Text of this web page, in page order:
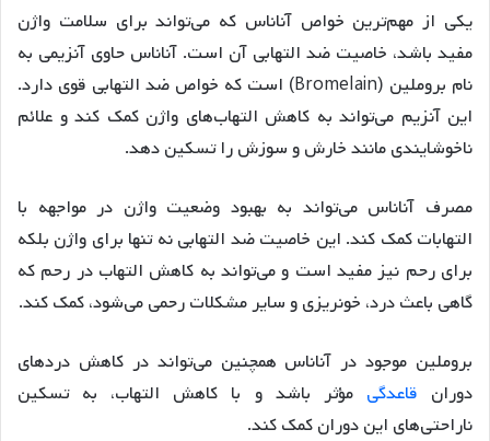
یکی از مهم‌ترین خواص آناناس که می‌تواند برای سلامت واژن
مفید باشد، خاصیت ضد التهابی آن است. آناناس حاوی آنزیمی به
نام بروملین (Bromelain) است که خواص ضد التهابی قوی دارد.
این آنزیم می‌تواند به کاهش التهاب‌های واژن کمک کند و علائم
ناخوشایندی مانند خارش و سوزش را تسکین دهد.
مصرف آناناس می‌تواند به بهبود وضعیت واژن در مواجهه با
التهابات کمک کند. این خاصیت ضد التهابی نه تنها برای واژن بلکه
برای رحم نیز مفید است و می‌تواند به کاهش التهاب در رحم که
گاهی باعث درد، خونریزی و سایر مشکلات رحمی می‌شود، کمک کند.
بروملین موجود در آناناس همچنین می‌تواند در کاهش دردهای
دوران قاعدگی مؤثر باشد و با کاهش التهاب، به تسکین
ناراحتی‌های این دوران کمک کند.